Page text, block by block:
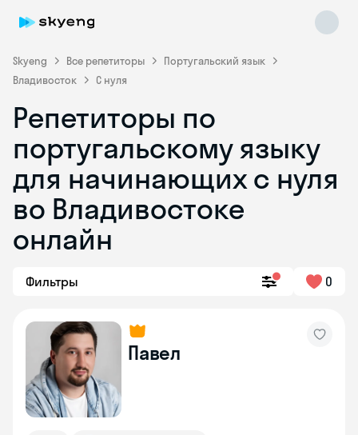
Skyeng Все репетиторы
Португальский язык
Владивосток
С нуля
Репетиторы по
португальскому языку
для начинающих с нуля
во Владивостоке
онлайн
Фильтры 0
Павел
Skyeng Chat
online